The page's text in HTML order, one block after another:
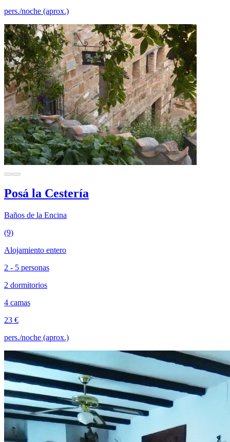
pers./noche (aprox.)
Posá la Cestería
Baños de la Encina
(9)
Alojamiento entero
2 - 5 personas
2 dormitorios
4 camas
23 €
pers./noche (aprox.)